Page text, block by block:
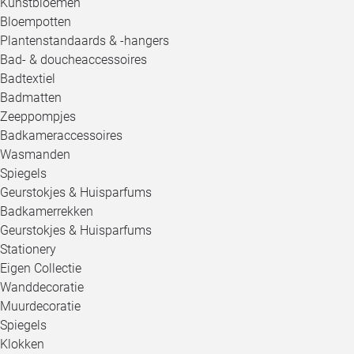
Bloempotten
Plantenstandaards & -hangers
Bad- & doucheaccessoires
Badtextiel
Badmatten
Zeeppompjes
Badkameraccessoires
Wasmanden
Spiegels
Geurstokjes & Huisparfums
Badkamerrekken
Geurstokjes & Huisparfums
Stationery
Eigen Collectie
Wanddecoratie
Muurdecoratie
Spiegels
Klokken